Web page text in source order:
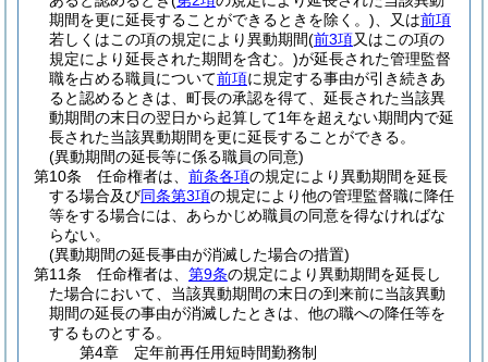
期間を更に延長することができるときを除く。) 、又は前項
若しくはこの項の規定により異動期間(前3項又はこの項の
規定により延長された期間を含む。)が延長された管理監督
職を占める職員について前項に規定する事由が引き続きあ
ると認めるときは、町長の承認を得て、延長された当該異
動期間の末日の翌日から起算して1年を超えない期間内で延
長された当該異動期間を更に延長することができる。
(異動期間の延長等に係る職員の同意)
第10条
任命権者は、 前条各項の規定により異動期間を延長
する場合及び同条第3項の規定により他の管理監督職に降任
等をする場合には、あらかじめ職員の同意を得なければな
らない。
(異動期間の延長事由が消滅した場合の措置)
第11条
任命権者は、 第9条の規定により異動期間を延長し
た場合において、当該異動期間の末日の到来前に当該異動
期間の延長の事由が消滅したときは、他の職への降任等を
するものとする。
第4章
定年前再任用短時間勤務制